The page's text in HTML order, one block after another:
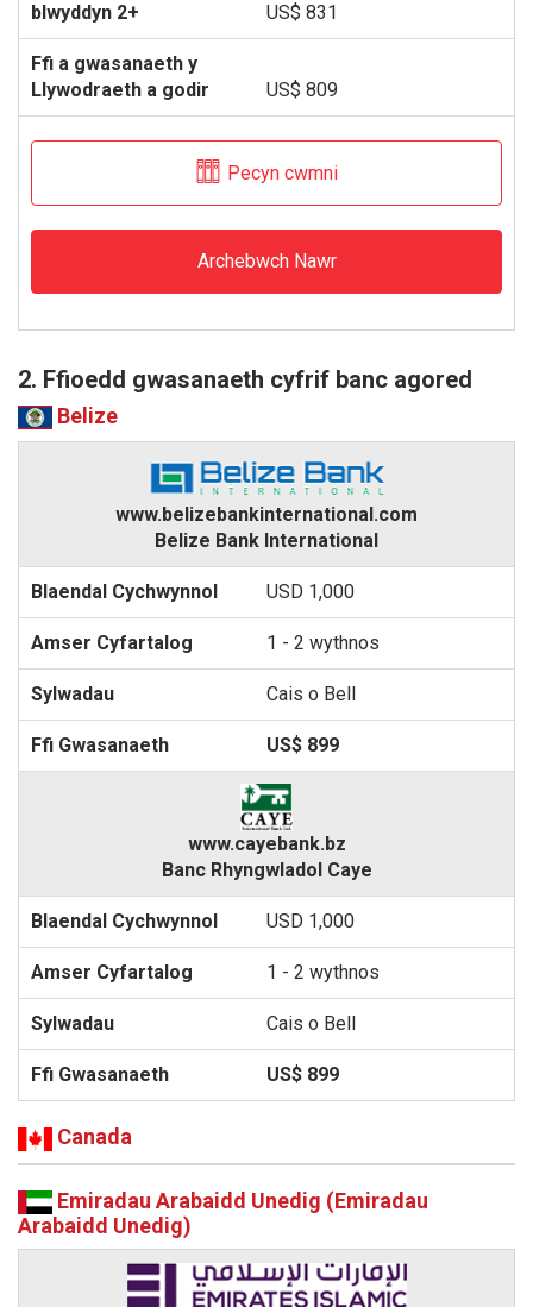
US$ 831
US$ 809
Pecyn cwmni
Archebwch Nawr
2. Ffioedd gwasanaeth cyfrif banc agored
Belize
www.belizebankinternational.com
Belize Bank International
USD 1,000
1 - 2 wythnos
Cais o Bell
US$ 899
www.cayebank.bz
Banc Rhyngwladol Caye
USD 1,000
1 - 2 wythnos
Cais o Bell
US$ 899
Canada
Emiradau Arabaidd Unedig (Emiradau
Arabaidd Unedig)